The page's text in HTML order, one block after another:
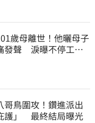
歲母離世！他曬母子
發聲 淚曝不停工原
哥鳥圍攻！鑽進派出
護」 最終結局曝光